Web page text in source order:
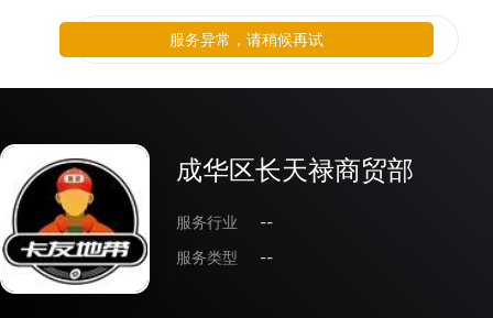
成华区长天禄商贸部
服务行业
--
服务类型
--
服务异常，请稍候再试